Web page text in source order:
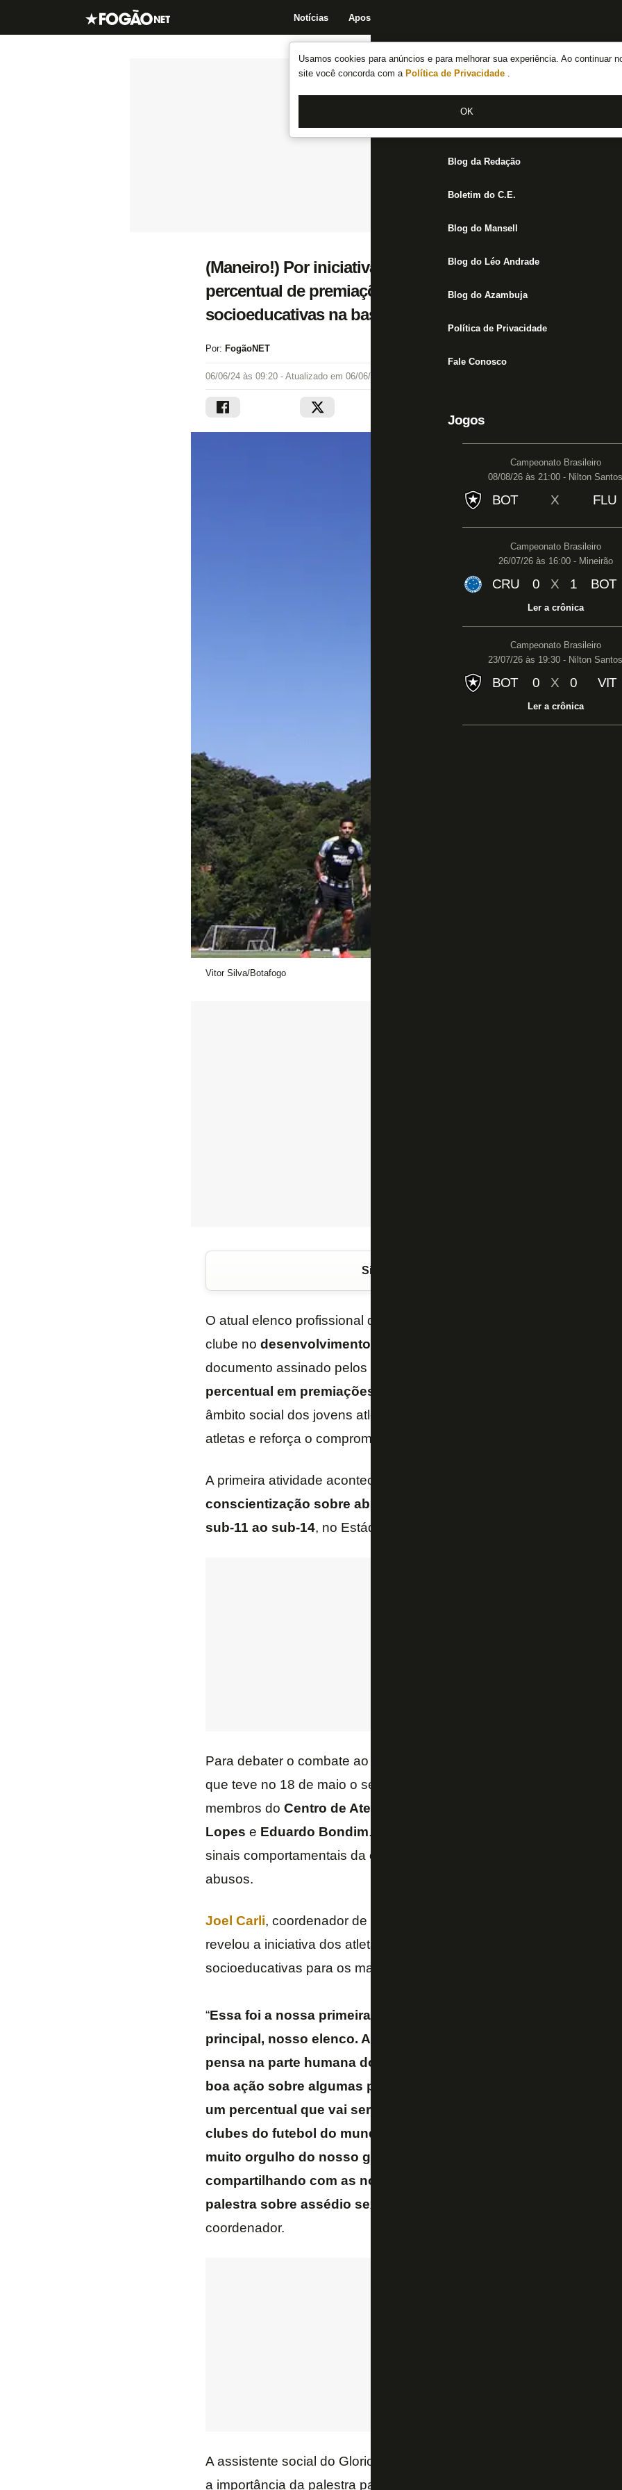
Usamos cookies para anúncios e para melhorar sua experiência. Ao continuar
site você concorda com a Política de Privacidade .
OK
Notícias Apostas
Notícias do Botafogo
Fórum
Jogos
Blog da Redação
Boletim do C.E.
Blog do Mansell
Blog do Léo Andrade
Blog do Azambuja
Política de Privacidade
Fale Conosco
Jogos
Campeonato Brasileiro
08/08/26 às 21:00 - Nilton Santos
BOT X FLU
Campeonato Brasileiro
26/07/26 às 16:00 - Mineirão
CRU 0 X 1 BOT
Ler a crônica
Campeonato Brasileiro
23/07/26 às 19:30 - Nilton Santos
BOT 0 X 0 VIT
Ler a crônica
(Maneiro!) Por iniciativa dos atletas, elenco do Botafogo
percentual de premiações ao desenvolvimento de ações
socioeducativas na base
Por: FogãoNET
06/06/24 às 09:20 - Atualizado em 06/06/24 às 12:23
Vitor Silva/Botafogo
Siga o FogãoNET
O atual elenco profissional do
clube no desenvolvimento
documento assinado pelos capitães, o grupo formalizou à direção a
percentual em premiações
âmbito social dos jovens atletas alvinegros. O Botafogo se orgulha
atletas e reforça o compromisso no auxílio ao desenvolvimento de
A primeira atividade aconteceu já na última segunda-feira (3/6/2024),
conscientização sobre abuso sexual
sub-11 ao sub-14, no Estádio Nilton Santos.
Para debater o combate ao abuso e exploração sexual da criança e
que teve no 18 de maio o seu Dia Nacional, o evento contou com
membros do Centro de Atenção Psicossocial (CAPS) de
Lopes e Eduardo Bondim. Os representantes do CAPS abordaram
sinais comportamentais da criança, estados de alerta e formas de
abusos.
Joel Carli, coordenador de futebol do Botafogo e um dos
revelou a iniciativa dos atletas da equipe profissional em investir em
socioeducativas para os mais jovens.
“Essa foi a nossa primeira palestra. Estou representando a
principal, nosso elenco. Através deles se iniciou uma ideia que
pensa na parte humana dos nossos atletas da base. Essa ideia
boa ação sobre algumas premiações que a nossa equipe
um percentual que vai ser destinado para esse tipo de ação.
clubes do futebol do mundo acontece isso, mas eu como
muito orgulho do nosso grupo de atletas por iniciar esse
compartilhando com as nossas categorias de base, do sub-11
palestra sobre assédio sexual e que vai ser a primeira de muitas
coordenador.
A assistente social do Glorioso,
a importância da palestra para todos os presentes.